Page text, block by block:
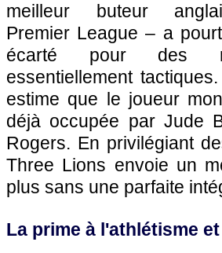
meilleur buteur
Premier League – a
écarté pour des
essentiellement
estime que le joueur
déjà occupée par Jude
Rogers. En privilégiant
Three Lions envoie un
plus sans une parfaite
La prime à l'athlétisme